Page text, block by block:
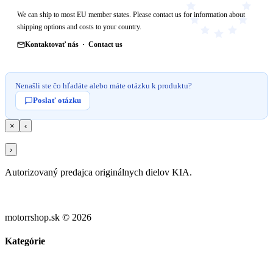
We can ship to most EU member states. Please contact us for information about
shipping options and costs to your country.
Kontaktovať nás · Contact us
Nenašli ste čo hľadáte alebo máte otázku k produktu?
Poslať otázku
× ‹
›
Autorizovaný predajca originálnych dielov KIA.
motorrshop.sk © 2026
Kategórie